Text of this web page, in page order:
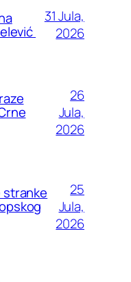
31 Jula,
2026
26
Jula,
2026
stranke
25
Jula,
2026